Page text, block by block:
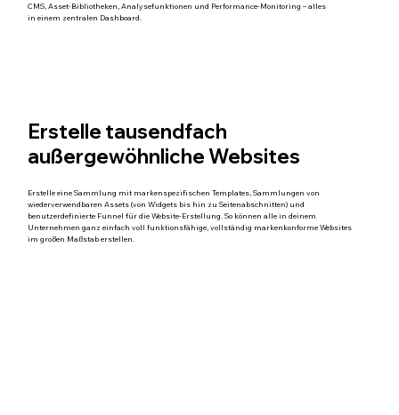
CMS, Asset-Bibliotheken, Analysefunktionen und Performance-Monitoring – alles
in einem zentralen Dashboard.
Erstelle tausendfach
außergewöhnliche Websites
Erstelle eine Sammlung mit markenspezifischen Templates, Sammlungen von
wiederverwendbaren Assets (von Widgets bis hin zu Seitenabschnitten) und
benutzerdefinierte Funnel für die Website-Erstellung. So können alle in deinem
Unternehmen ganz einfach voll funktionsfähige, vollständig markenkonforme Websites
im großen Maßstab erstellen.